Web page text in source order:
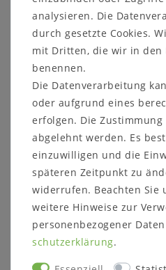
Buchenholz oder
eine Stärke von ca. 20-26
Es wird umweltfreundlicher
verwendet.
Beschreibung:
2 große Holztüren mit
2 kleine Holztüren mit
2 große Schubladen
2 kleine Schubladen
Bitte wählen Sie eine
Erfolgt keine Auswahl,
analysieren. Die
durch gesetzte Cookies.
mit Dritten, die wir in den
benennen.
Die Datenverarbeitung
oder aufgrund eines
erfolgen. Die
abgelehnt werden. Es
einzuwilligen und die
späteren Zeitpunkt zu
widerrufen. Beachten Sie
weitere Hinweise zur
personenbezogener
schutz­erklärung.